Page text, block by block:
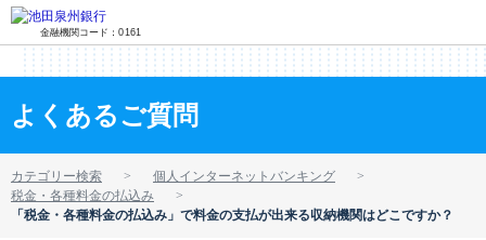
金融機関コード：0161
よくあるご質問
カテゴリー検索
個人インターネットバンキング
税金・各種料金の払込み
「税金・各種料金の払込み」で料金の支払が出来る収納機関はどこですか？